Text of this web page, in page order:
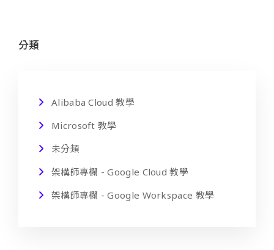
分類
Alibaba Cloud 教學
Microsoft 教學
未分類
架構師專欄 - Google Cloud 教學
架構師專欄 - Google Workspace 教學